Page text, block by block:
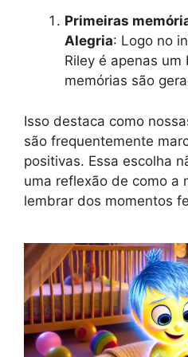
Primeiras
Alegria: Logo no
Riley é apenas
memórias são
Isso destaca como
são frequentemente
positivas. Essa escolha
uma reflexão de como a
lembrar dos momentos